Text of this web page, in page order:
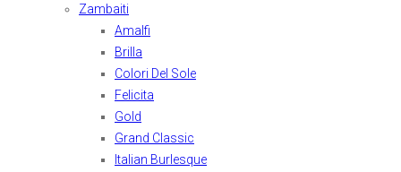
Zambaiti
Amalfi
Brilla
Colori Del Sole
Felicita
Gold
Grand Classic
Italian Burlesque